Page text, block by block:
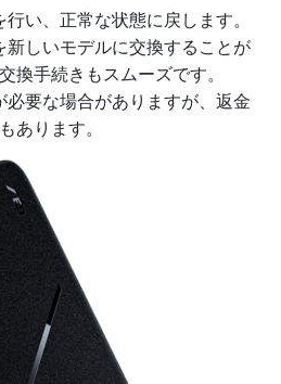
行い、正常な状態に戻します。
新しいモデルに交換することが
換手続きもスムーズです。
必要な場合がありますが、返金
あります。